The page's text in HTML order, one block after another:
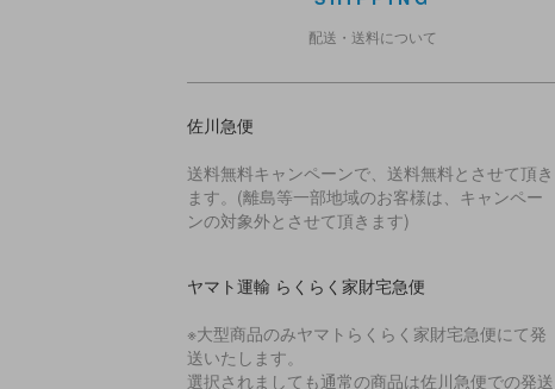
配送・送料について
佐川急便
送料無料キャンペーンで、送料無料とさせて頂き
ます。(離島等一部地域のお客様は、キャンペー
ンの対象外とさせて頂きます)
ヤマト運輸 らくらく家財宅急便
※大型商品のみヤマトらくらく家財宅急便にて発
送いたします。
選択されましても通常の商品は佐川急便での発送